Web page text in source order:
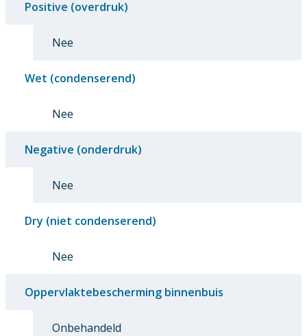
Positive (overdruk)
Nee
Wet (condenserend)
Nee
Negative (onderdruk)
Nee
Dry (niet condenserend)
Nee
Oppervlaktebescherming binnenbuis
Onbehandeld